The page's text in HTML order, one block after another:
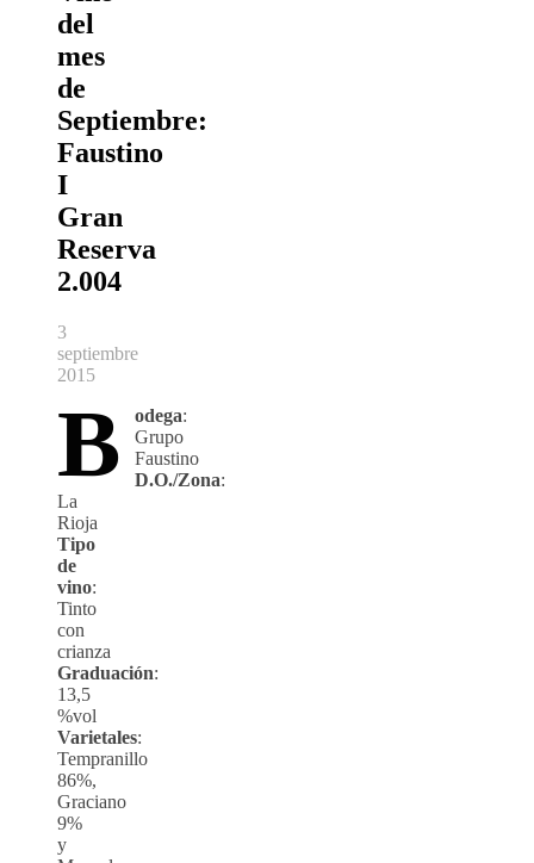
del
mes
de
Septiembre:
Faustino
I
Gran
Reserva
2.004
3
septiembre
2015
B odega:
Grupo
Faustino
D.O./Zona:
La
Rioja
Tipo
de
vino:
Tinto
con
crianza
Graduación:
13,5
%vol
Varietales:
Tempranillo
86%,
Graciano
9%
y